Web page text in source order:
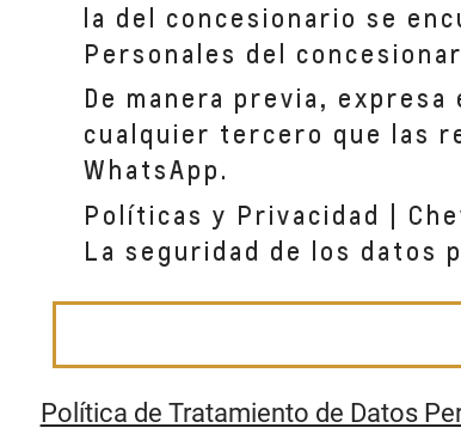
KILóMETRO 2.5 VíA CHíA-CAJICá
CHÍA, CUNDINAMA
CHIA TALLER
CALLE 30 NO. 2 ESTE 61-67 CHIA
CHIA, CUNDINAMA
CD AUTOSHOP MORATO
AV. CRA 70 NO 101-22
CD AUTOSHOP CC PASEO VILLA
la del concesionario se
Personales del
De manera previa,
cualquier tercero que las
WhatsApp.
Políticas y Privacidad |
La seguridad de los datos
Política de Tratamiento de Datos